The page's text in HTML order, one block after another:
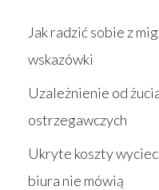
Jak radzić sobie z
wskazówki
Uzależnienie od
ostrzegawczych
Ukryte koszty
biura nie mówią